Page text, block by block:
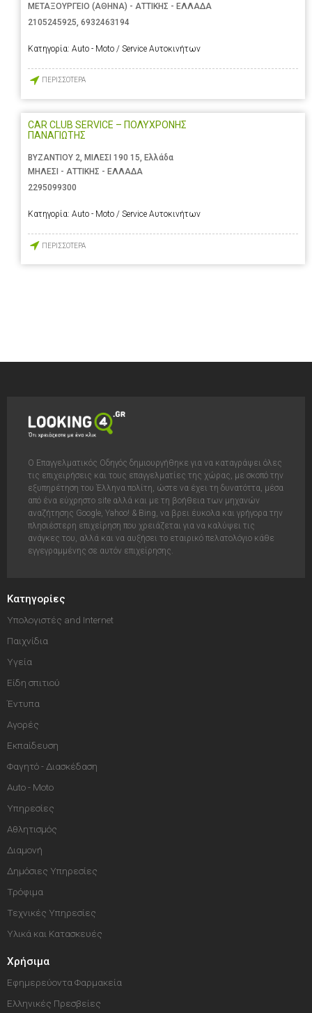
ΜΕΤΑΞΟΥΡΓΕΙΟ (ΑΘΗΝΑ) - ΑΤΤΙΚΗΣ - ΕΛΛΑΔΑ
2105245925 6932463194
Κατηγορία: Auto - Moto / Service Αυτοκινήτων
ΠΕΡΙΣΣΟΤΕΡΑ
CAR CLUB SERVICE – ΠΟΛΥΧΡΟΝΗΣ
ΠΑΝΑΓΙΩΤΗΣ
ΒΥΖΑΝΤΙΟΥ 2, ΜΙΛΕΣΙ 190 15, Ελλάδα
ΜΗΛΕΣΙ - ΑΤΤΙΚΗΣ - ΕΛΛΑΔΑ
2295099300
Κατηγορία: Auto - Moto / Service Αυτοκινήτων
ΠΕΡΙΣΣΟΤΕΡΑ
Ο Επαγγελματικός Οδηγός δημιουργήθηκε για να καταγράψει όλες
τις επιχειρήσεις και τους επαγγελματίες της χώρας, με σκοπό την
εξυπηρέτηση του Έλληνα πολίτη, ώστε να έχει τη δυνατόττα, μέσα
από ένα εύχρηστο site αλλά και με τη βοήθεια των μηχανών
αναζήτησης Google, Yahoo! & Bing, να βρει έυκολα και γρήγορα την
πλησιέστερη επιχείρηση που χρειάζεται για να καλύψει τις
ανάγκες του, αλλά και να αυξήσει το εταιρικό πελατολόγιο κάθε
εγγεγραμμένης σε αυτόν επιχείρησης.
Κατηγορίες
Υπολογιστές and Internet
Παιχνίδια
Υγεία
Είδη σπιτιού
Έντυπα
Αγορές
Εκπαίδευση
Φαγητό - Διασκέδαση
Auto - Moto
Υπηρεσίες
Αθλητισμός
Διαμονή
Δημόσιες Υπηρεσίες
Τρόφιμα
Τεχνικές Υπηρεσίες
Υλικά και Κατασκευές
Χρήσιμα
Εφημερεύοντα Φαρμακεία
Ελληνικές Πρεσβείες